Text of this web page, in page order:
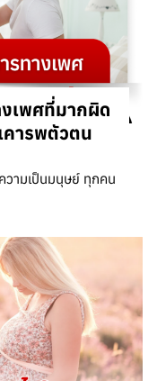
เพศที่มากผิด
คารพตัวตน
วามเป็นมนุษย์ ทุกคน